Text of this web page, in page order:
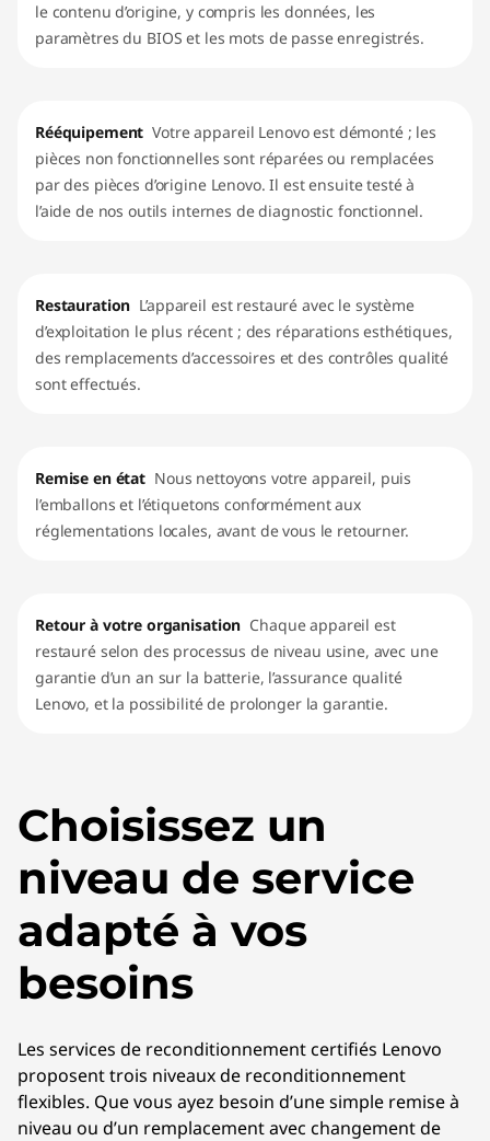
le contenu d’origine, y compris les données, les
paramètres du BIOS et les mots de passe enregistrés.
Rééquipement Votre appareil Lenovo est démonté ; les
pièces non fonctionnelles sont réparées ou remplacées
par des pièces d’origine Lenovo. Il est ensuite testé à
l’aide de nos outils internes de diagnostic fonctionnel.
Restauration L’appareil est restauré avec le système
d’exploitation le plus récent ; des réparations esthétiques,
des remplacements d’accessoires et des contrôles qualité
sont effectués.
Remise en état Nous nettoyons votre appareil, puis
l’emballons et l’étiquetons conformément aux
réglementations locales, avant de vous le retourner.
Retour à votre organisation Chaque appareil est
restauré selon des processus de niveau usine, avec une
garantie d’un an sur la batterie, l’assurance qualité
Lenovo, et la possibilité de prolonger la garantie.
Choisissez un
niveau de service
adapté à vos
besoins
Les services de reconditionnement certifiés Lenovo
proposent trois niveaux de reconditionnement
flexibles. Que vous ayez besoin d’une simple remise à
niveau ou d’un remplacement avec changement de